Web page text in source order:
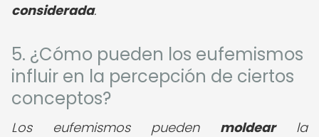
considerada.
5. ¿Cómo pueden los eufemismos
influir en la percepción de ciertos
conceptos?
Los eufemismos pueden moldearla